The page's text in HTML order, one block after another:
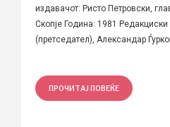
издавачот: Ристо Петровски,
Скопје Година: 1981
(претседател), Александар
ПРОЧИТАЈ ПОВЕЌЕ